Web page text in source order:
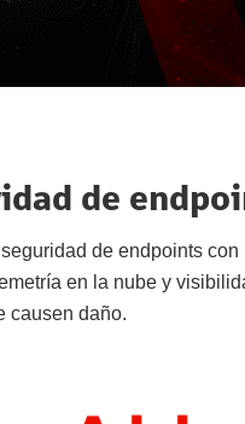
de
de endpoints
en la nube y
causen daño.